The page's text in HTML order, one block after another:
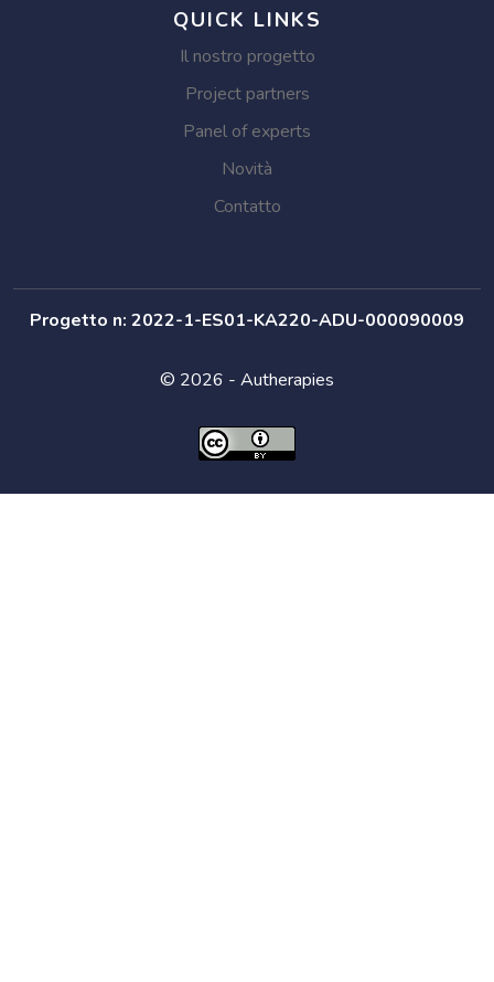
QUICK LINKS
Il nostro progetto
Project partners
Panel of experts
Novità
Contatto
Progetto n: 2022-1-ES01-KA220-ADU-000090009
© 2026 - Autherapies